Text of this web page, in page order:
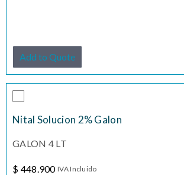
Add to Quote
Nital Solucion 2% Galon
GALON 4 LT
$ 448.900 IVA Incluido